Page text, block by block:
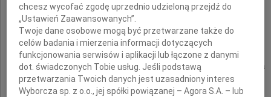
Rodzinie i Najbliższym
składamy wyrazy najszczerszego współczucia
chcesz wycofać zgodę uprzednio udzieloną przejdź do
„Ustawień Zaawansowanych”.
Twoje dane osobowe mogą być przetwarzane także do
celów badania i mierzenia informacji dotyczących
funkcjonowania serwisów i aplikacji lub łączone z danymi
dot. świadczonych Tobie usług. Jeśli podstawą
przetwarzania Twoich danych jest uzasadniony interes
Wyborcza sp. z o.o., jej spółki powiązanej – Agora S.A. – lub